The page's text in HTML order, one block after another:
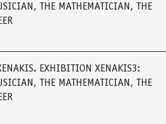
THE MATHEMATICIAN, THE
EXHIBITION XENAKIS3:
THE MATHEMATICIAN, THE